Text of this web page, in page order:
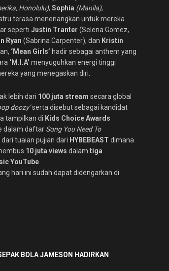
Honolulu), Sophia (Manila),
terasa menenangkan untuk mereka.
seperti Justin Tranter (Selena Gomez,
Ryan (Sabrina Carpenter), dan Kristin
‘Mean Girls’ hadir sebagai anthem yang
‘M.I.A’ menyuguhkan energi tinggi
yang menegaskan diri.
lebih dari 100 juta stream secara global
doozy’serta disebut sebagai kandidat
tampilkan di Kids Choice Awards
dalam daftar Song You Need To
tuaian pujian dari HYBEBEAST dimana
10 juta views dalam tiga
YouTube
hari ini sudah dapat didengarkan di
BOLA JAMESON HADIRKAN